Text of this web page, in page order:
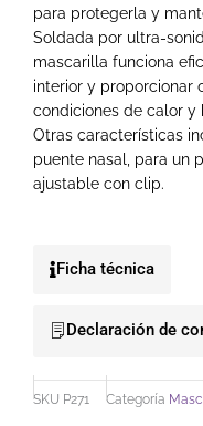
para protegerla y
Soldada por ultra-
mascarilla funciona
interior y proporcionar
condiciones de calor y
Otras características
puente nasal, para un
ajustable con clip.
Ficha técnica
Declaración de
SKU P271 Categoría